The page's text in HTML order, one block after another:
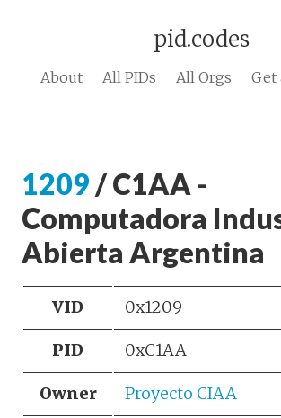
pid.codes
About All PIDs All Orgs Get
1209 / C1AA -
Computadora
Abierta Argentina
VID 0x1209
PID 0xC1AA
Owner Proyecto CIAA